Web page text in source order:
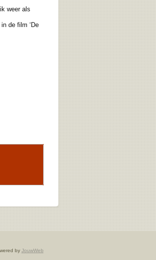
weer als
de film ‘De
by JouwWeb